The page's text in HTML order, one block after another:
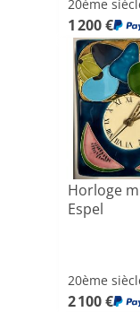
20ème
1 200 €
Horloge
Espel
20ème
2 100 €